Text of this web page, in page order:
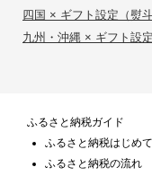
四国 × ギフト設定（熨
九州・沖縄 × ギフト設
ふるさと納税ガイド
ふるさと納税はじめ
ふるさと納税の流れ